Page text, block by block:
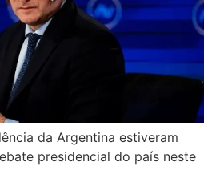
da Argentina estiveram
presidencial do país neste